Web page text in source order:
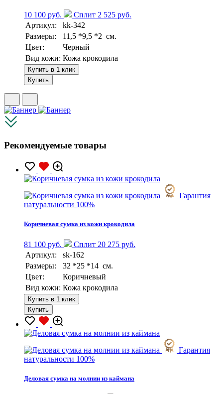
10 100 руб.
Сплит 2 525 руб.
Артикул:
kk-342
Размеры:
11,5 *9,5 *2 см.
Цвет:
Черный
Вид кожи: Кожа крокодила
Купить в 1 клик
Купить
Рекомендуемые товары
Гарантия
натуральности 100%
Коричневая сумка из кожи крокодила
81 100 руб.
Сплит 20 275 руб.
Артикул:
sk-162
Размеры:
32 *25 *14 см.
Цвет:
Коричневый
Вид кожи: Кожа крокодила
Купить в 1 клик
Купить
Гарантия
натуральности 100%
Деловая сумка на молнии из каймана